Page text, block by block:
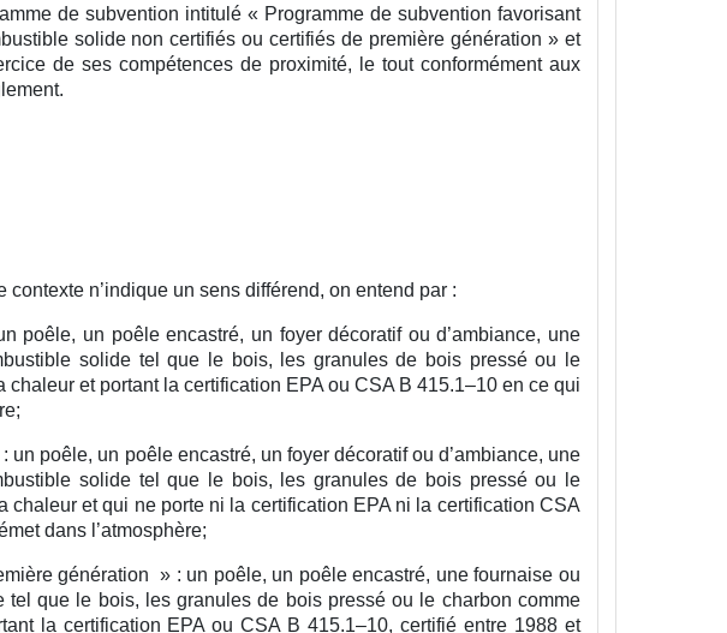
de subvention intitulé « Programme de subvention favorisant
solide non certifiés ou certifiés de première génération » et
de ses compétences de proximité, le tout conformément aux
n’indique un sens différend, on entend par :
poêle, un poêle encastré, un foyer décoratif ou d’ambiance, une
solide tel que le bois, les granules de bois pressé ou le
et portant la certification EPA ou CSA B 415.1–10 en ce qui
un poêle, un poêle encastré, un foyer décoratif ou d’ambiance, une
solide tel que le bois, les granules de bois pressé ou le
et qui ne porte ni la certification EPA ni la certification CSA
dans l’atmosphère;
génération » : un poêle, un poêle encastré, une fournaise ou
que le bois, les granules de bois pressé ou le charbon comme
la certification EPA ou CSA B 415.1–10, certifié entre 1988 et